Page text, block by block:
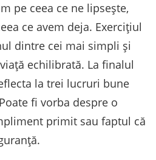
pe ceea ce ne lipsește,
ce avem deja. Exercițiul
dintre cei mai simpli și
echilibrată. La finalul
la trei lucruri bune
fi vorba despre o
primit sau faptul că